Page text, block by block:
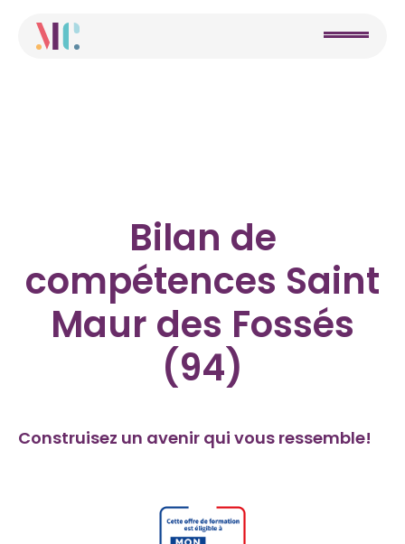
Bilan de
compétences Saint
Maur des Fossés
(94)
Construisez un avenir qui vous ressemble!